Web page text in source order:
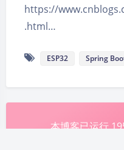
https://
.html…
ESP32 Spring
本博客已运行